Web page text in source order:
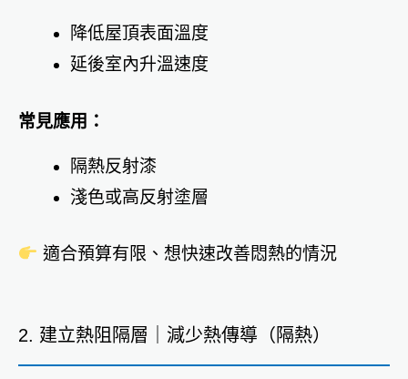
降低屋頂表面溫度
延後室內升溫速度
常見應用：
隔熱反射漆
淺色或高反射塗層
適合預算有限、想快速改善悶熱的情況
2. 建立熱阻隔層｜減少熱傳導（隔熱）